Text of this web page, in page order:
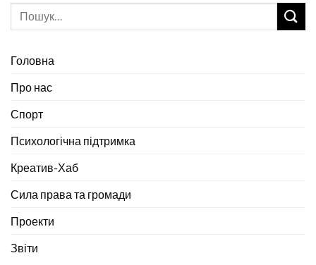
Головна
Про нас
Спорт
Психологічна підтримка
Креатив-Хаб
Сила права та громади
Проекти
Звіти